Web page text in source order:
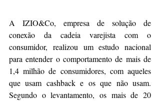
A IZIO&Co, empresa de solução de
conexão da cadeia varejista com o
consumidor, realizou um estudo nacional
para entender o comportamento de mais de
1,4 milhão de consumidores, com aqueles
que usam cashback e os que não usam.
Segundo o levantamento, os mais de 20